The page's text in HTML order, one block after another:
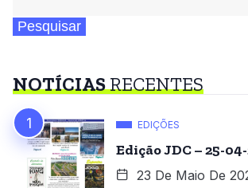
Pesquisar
NOTÍCIASRECENTES
EDIÇÕES
Edição JDC – 25-
23 De Maio De